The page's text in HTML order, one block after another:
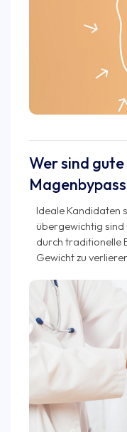
Wer sind
Ideale Kandidaten
übergewichtig
durch traditionelle
Gewicht zu